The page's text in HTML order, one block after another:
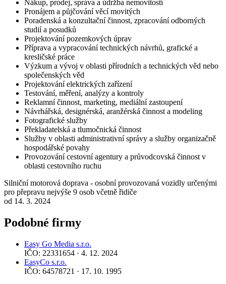
Nákup, prodej, správa a údržba nemovitostí
Pronájem a půjčování věcí movitých
Poradenská a konzultační činnost, zpracování odborných
studií a posudků
Projektování pozemkových úprav
Příprava a vypracování technických návrhů, grafické a
kresličské práce
Výzkum a vývoj v oblasti přírodních a technických věd nebo
společenských věd
Projektování elektrických zařízení
Testování, měření, analýzy a kontroly
Reklamní činnost, marketing, mediální zastoupení
Návrhářská, designérská, aranžérská činnost a modeling
Fotografické služby
Překladatelská a tlumočnická činnost
Služby v oblasti administrativní správy a služby organizačně
hospodářské povahy
Provozování cestovní agentury a průvodcovská činnost v
oblasti cestovního ruchu
Silniční motorová doprava - osobní provozovaná vozidly určenými
pro přepravu nejvýše 9 osob včetně řidiče
od 14. 3. 2024
Podobné firmy
Easy Go Media s.r.o.
IČO: 22331654 · 4. 12. 2024
EasyCo s.r.o.
IČO: 64578721 · 17. 10. 1995